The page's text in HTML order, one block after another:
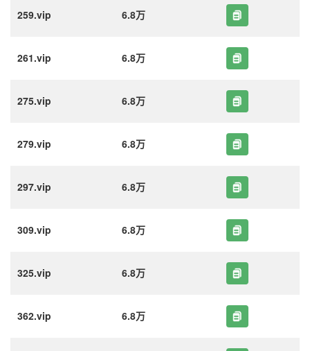
259.vip 6.8万
261.vip 6.8万
275.vip 6.8万
279.vip 6.8万
297.vip 6.8万
309.vip 6.8万
325.vip 6.8万
362.vip 6.8万